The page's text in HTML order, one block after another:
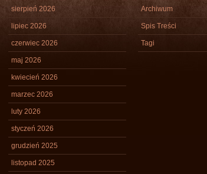
sierpień 2026
lipiec 2026
czerwiec 2026
maj 2026
kwiecień 2026
marzec 2026
luty 2026
styczeń 2026
grudzień 2025
listopad 2025
Archiwum
Spis Treści
Tagi